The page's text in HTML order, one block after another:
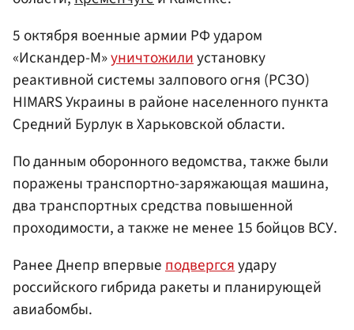
5 октября военные армии РФ ударом
«Искандер-М»уничтожилиустановку
реактивной системы залпового огня (РСЗО)
HIMARS Украины в районе населенного пункта
Средний Бурлук в Харьковской области.
По данным оборонного ведомства, также были
поражены транспортно-заряжающая машина,
два транспортных средства повышенной
проходимости, а также не менее 15 бойцов ВСУ.
Ранее Днепр впервыеподвергсяудару
российского гибрида ракеты и планирующей
авиабомбы.